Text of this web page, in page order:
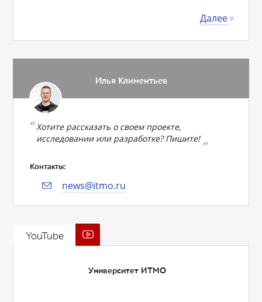
Далее
Илья Климентьев
Хотите рассказать о своем проекте,
исследовании или разработке? Пишите!
Контакты:
news@itmo.ru
YouTube
Университет ИТМО